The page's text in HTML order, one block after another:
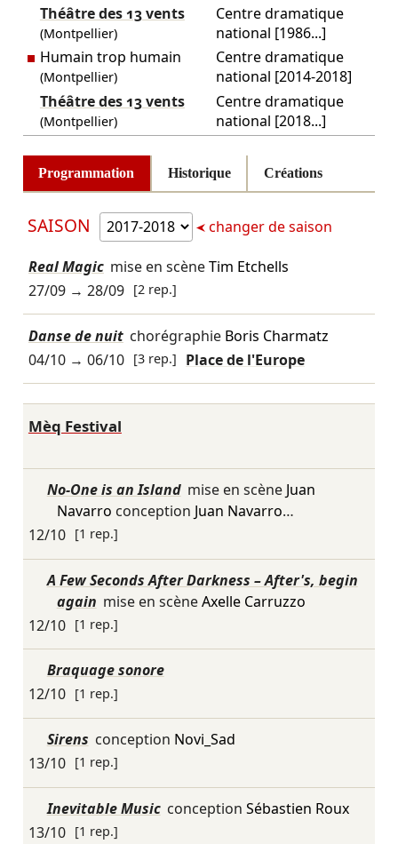
Théâtre des 13 vents
(Montpellier)
Centre dramatique
national [1986...]
Humain trop humain
(Montpellier)
Centre dramatique
national [2014-2018]
Théâtre des 13 vents
(Montpellier)
Centre dramatique
national [2018...]
Programmation Historique Créations
SAISON changer de saison
Real Magic mise en scèneTim Etchells
27/09→ 28/09 [2 rep.]
Danse de nuit chorégraphie Boris Charmatz
04/10→ 06/10 [3 rep.] Place de l'Europe
Mèq Festival
No-One is an Island mise en scène Juan
Navarro conception Juan Navarro…
12/10 [1 rep.]
A Few Seconds After Darkness – After's, begin
again mise en scèneAxelle Carruzzo
12/10 [1 rep.]
Braquage sonore
12/10 [1 rep.]
Sirens conception Novi_Sad
13/10 [1 rep.]
Inevitable Music conception Sébastien Roux
13/10 [1 rep.]